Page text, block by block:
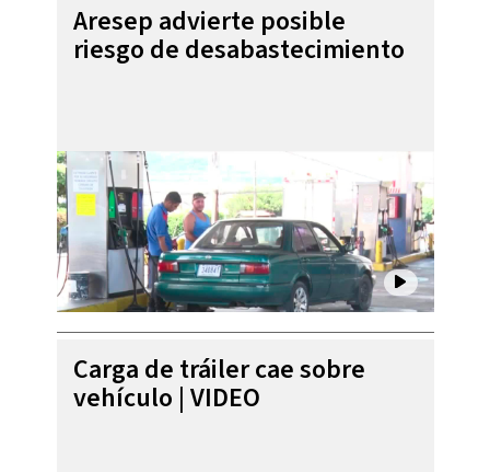
Aresep advierte posible
riesgo de desabastecimiento
Carga de tráiler cae sobre
vehículo | VIDEO